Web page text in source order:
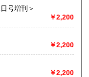
出張買取には対応しま
良・和歌山などの周辺
にご相談ください。
号増刊＞
￥2,200
￥2,200
￥2,200